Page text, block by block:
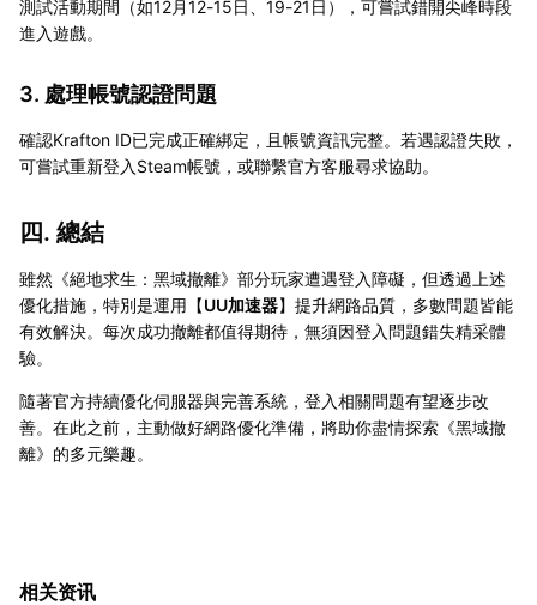
測試活動期間（如12月12-15日、19-21日），可嘗試錯開尖峰時段
進入遊戲。
3. 處理帳號認證問題
確認Krafton ID已完成正確綁定，且帳號資訊完整。若遇認證失敗，
可嘗試重新登入Steam帳號，或聯繫官方客服尋求協助。
四. 總結
雖然《絕地求生：黑域撤離》部分玩家遭遇登入障礙，但透過上述
優化措施，特別是運用【UU加速器】提升網路品質，多數問題皆能
有效解決。每次成功撤離都值得期待，無須因登入問題錯失精采體
驗。
隨著官方持續優化伺服器與完善系統，登入相關問題有望逐步改
善。在此之前，主動做好網路優化準備，將助你盡情探索《黑域撤
離》的多元樂趣。
相关资讯